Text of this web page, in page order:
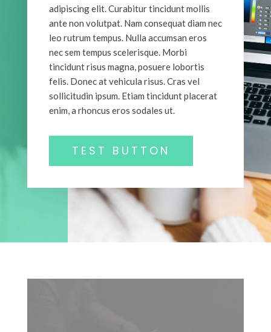
adipiscing elit. Curabitur tincidunt mollis
ante non volutpat. Nam consequat diam nec
leo rutrum tempus. Nulla accumsan eros
nec sem tempus scelerisque. Morbi
tincidunt risus magna, posuere lobortis
felis. Donec at vehicula risus. Cras vel
sollicitudin ipsum. Etiam tincidunt placerat
enim, a rhoncus eros sodales ut.
TEST BUTTON